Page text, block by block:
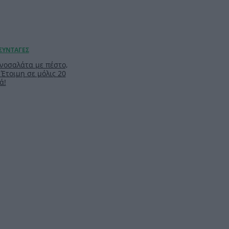
με πέστο,
σε μόλις 20